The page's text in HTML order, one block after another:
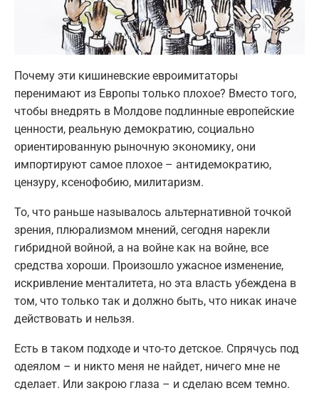
Почему эти кишиневские евроимитаторы
перенимают из Европы только плохое? Вместо того,
чтобы внедрять в Молдове подлинные европейские
ценности, реальную демократию, социально
ориентированную рыночную экономику, они
импортируют самое плохое – антидемократию,
цензуру, ксенофобию, милитаризм.
То, что раньше называлось альтернативной точкой
зрения, плюрализмом мнений, сегодня нарекли
гибридной войной, а на войне как на войне, все
средства хороши. Произошло ужасное изменение,
искривление менталитета, но эта власть убеждена в
том, что только так и должно быть, что никак иначе
действовать и нельзя.
Есть в таком подходе и что-то детское. Спрячусь под
одеялом – и никто меня не найдет, ничего мне не
сделает. Или закрою глаза – и сделаю всем темно.